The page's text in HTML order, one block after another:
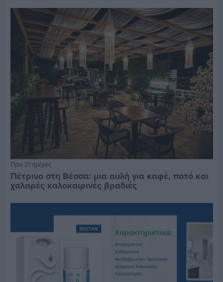
Πριν 21 ημέρες
Πέτρινο στη Βέσσα: μια αυλή για καφέ, ποτό και
χαλαρές καλοκαιρινές βραδιές